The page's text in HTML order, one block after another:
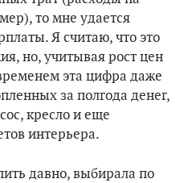
то мне удается
Я считаю, что это
но, учитывая рост цен
эта цифра даже
за полгода денег,
кресло и еще
интерьера.
давно, выбирала по